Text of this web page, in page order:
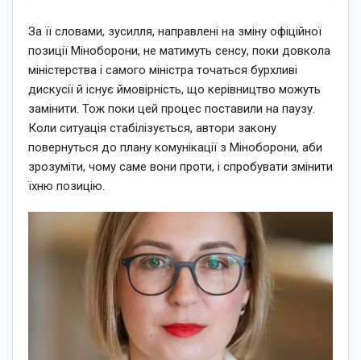
За її словами, зусилля, направлені на зміну офіційної
позиції Міноборони, не матимуть сенсу, поки довкола
міністерства і самого міністра точаться бурхливі
дискусії й існує ймовірність, що керівництво можуть
замінити. Тож поки цей процес поставили на паузу.
Коли ситуація стабілізується, автори закону
повернуться до плану комунікації з Міноборони, аби
зрозуміти, чому саме вони проти, і спробувати змінити
їхню позицію.